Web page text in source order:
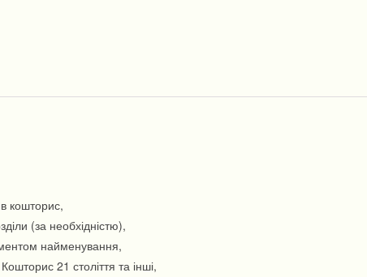
кошторис,
(за необхідністю),
найменування,
21 століття та інші,